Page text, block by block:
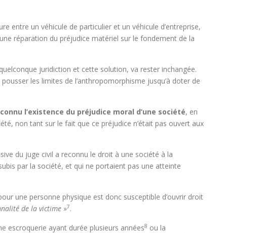
entre un véhicule de particulier et un véhicule d’entreprise,
réparation du préjudice matériel sur le fondement de la
juridiction et cette solution, va rester inchangée.
les limites de l’anthropomorphisme jusqu’à doter de
l’existence du préjudice moral d’une société, en
non tant sur le fait que ce préjudice n’était pas ouvert aux
du juge civil a reconnu le droit à une société à la
par la société, et qui ne portaient pas une atteinte
une personne physique est donc susceptible d’ouvrir droit
de la victime »7.
escroquerie ayant durée plusieurs années8 ou la